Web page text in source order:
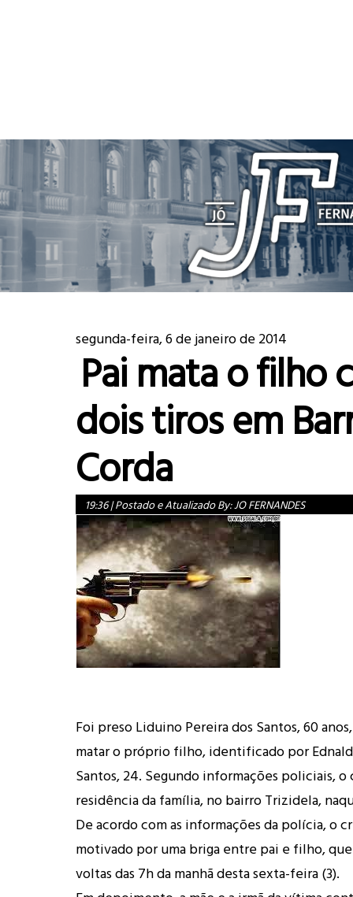
segunda-feira, 6 de janeiro de 2014
Pai mata o filho
dois tiros em
Corda
19:36|Postado e Atualizado By:JO FERNANDES
Foi preso Liduino Pereira dos Santos, 60
matar o próprio filho, identificado por
Santos, 24. Segundo informações policiais,
residência da família, no bairro Trizidela,
De acordo com as informações da polícia, o
motivado por uma briga entre pai e filho,
voltas das 7h da manhã desta sexta-feira (3).